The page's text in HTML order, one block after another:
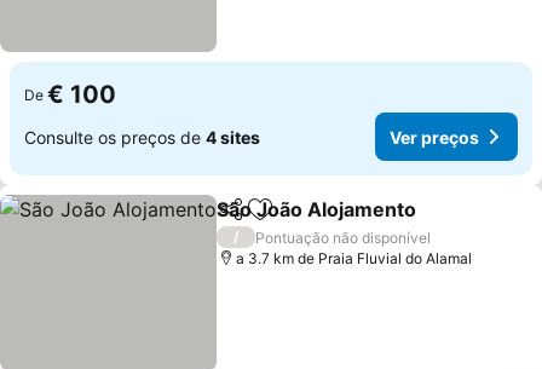
De € 100
Consulte os preços de 4 sites Ver preços
PartilharAdicionar aos favoritos
São João Alojamento
/
Pontuação não disponível
a 3.7 km de Praia Fluvial do Alamal